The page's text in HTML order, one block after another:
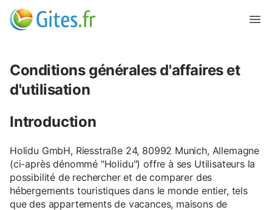
Conditions générales d'affaires et
d'utilisation
Introduction
Holidu GmbH, Riesstraße 24, 80992 Munich, Allemagne
(ci-après dénommé "Holidu") offre à ses Utilisateurs la
possibilité de rechercher et de comparer des
hébergements touristiques dans le monde entier, tels
que des appartements de vacances, maisons de